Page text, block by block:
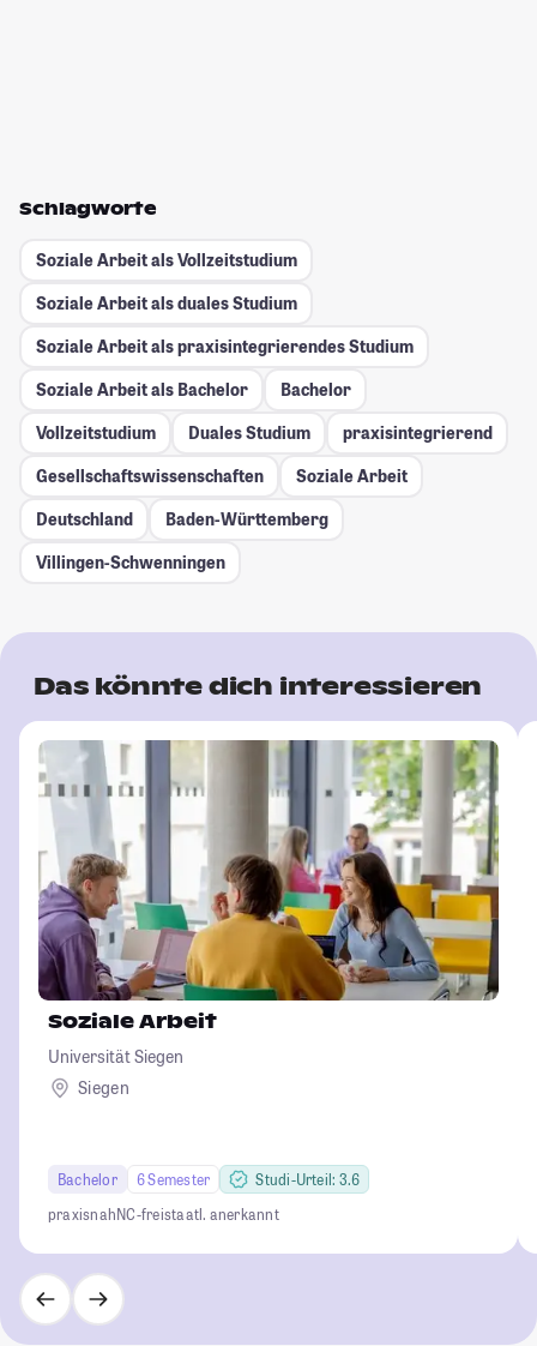
Schlagworte
Soziale Arbeit als Vollzeitstudium
Soziale Arbeit als duales Studium
Soziale Arbeit als praxisintegrierendes Studium
Soziale Arbeit als Bachelor
Bachelor
Vollzeitstudium
Duales Studium
praxisintegrierend
Gesellschafts­wissenschaften
Soziale Arbeit
Deutschland
Baden-Württemberg
Villingen-Schwenningen
Das könnte dich interessieren
Soziale Arbeit
Universität Siegen
Siegen
Bachelor 6 Semester
Studi-Urteil: 3.6
praxisnahNC-freistaatl. anerkannt